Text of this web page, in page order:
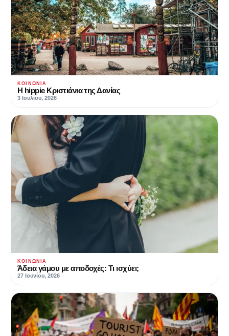
ΚΟΙΝΩΝΊΑ
Η hippie Κριστιάνια της Δανίας
3 Ιουλίου, 2026
ΚΟΙΝΩΝΊΑ
Άδεια γάμου με αποδοχές: Τι ισχύει;
27 Ιουνίου, 2026